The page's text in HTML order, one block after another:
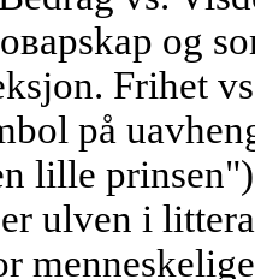
og
Frihet
på
lille
ulven i